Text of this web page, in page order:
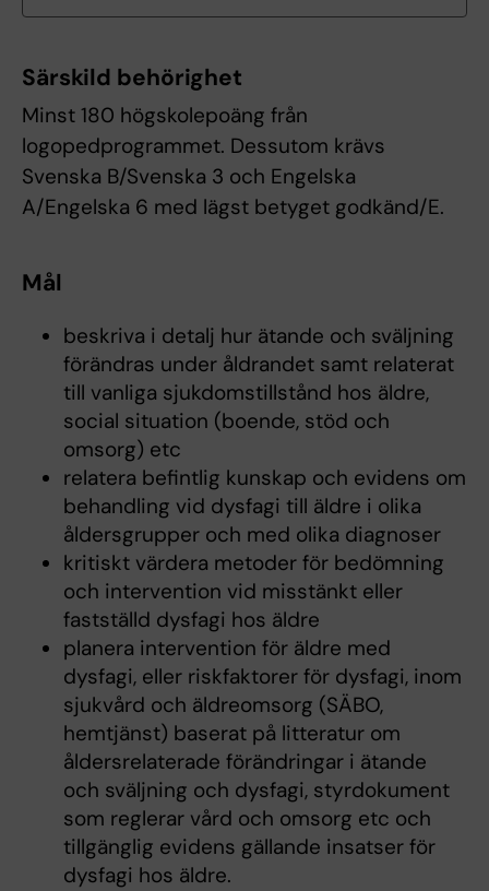
Särskild behörighet
Minst 180 högskolepoäng från
logopedprogrammet. Dessutom krävs
Svenska B/Svenska 3 och Engelska
A/Engelska 6 med lägst betyget godkänd/E.
Mål
beskriva i detalj hur ätande och sväljning
förändras under åldrandet samt relaterat
till vanliga sjukdomstillstånd hos äldre,
social situation (boende, stöd och
omsorg) etc
relatera befintlig kunskap och evidens om
behandling vid dysfagi till äldre i olika
åldersgrupper och med olika diagnoser
kritiskt värdera metoder för bedömning
och intervention vid misstänkt eller
fastställd dysfagi hos äldre
planera intervention för äldre med
dysfagi, eller riskfaktorer för dysfagi, inom
sjukvård och äldreomsorg (SÄBO,
hemtjänst) baserat på litteratur om
åldersrelaterade förändringar i ätande
och sväljning och dysfagi, styrdokument
som reglerar vård och omsorg etc och
tillgänglig evidens gällande insatser för
dysfagi hos äldre.